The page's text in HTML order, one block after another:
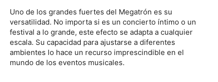
Uno de los grandes fuertes del Megatrón es su
versatilidad. No importa si es un concierto íntimo o un
festival a lo grande, este efecto se adapta a cualquier
escala. Su capacidad para ajustarse a diferentes
ambientes lo hace un recurso imprescindible en el
mundo de los eventos musicales.